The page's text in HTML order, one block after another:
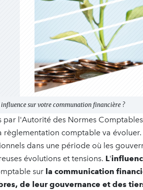
sur votre communation financière ?
par l'Autorité des Normes
règlementation comptable va
dans une période où les
évolutions et tensions. L'
sur la communication
de leur gouvernance et des